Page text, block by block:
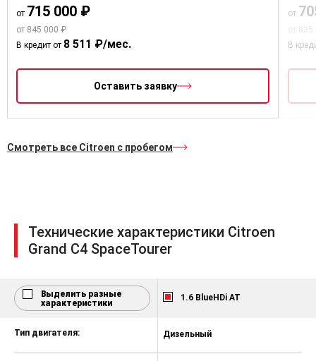
(LA04))
(WPP0)
Штампованные диски 16" HEGOA
Автоматический электрический
стояночный тормоз
тормозов (АBS)
Электронная система
Антипробуксовочная система
(АSR)
дверей при скорости свыше 10
от 715 000 ₽
от 845 000 ₽
В кредит от 8 511 ₽/мес.
Оставить заявку
от
В
Смотреть все Citroen с пробегом
Технические характеристики Citroen
Grand C4 SpaceTourer
Выделить разные
характеристики
1.6 BlueHDi AT
Тип двигателя: Дизельный